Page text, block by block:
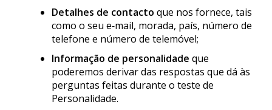
Detalhes de contacto que nos fornece, tais
como o seu e‑mail, morada, país, número de
telefone e número de telemóvel;
Informação de personalidade que
poderemos derivar das respostas que dá às
perguntas feitas durante o teste de
Personalidade.